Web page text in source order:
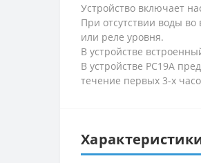
Устройство включает
При отсутствии воды
или реле уровня.
В устройстве
В устройстве РС19А
течение первых 3-х